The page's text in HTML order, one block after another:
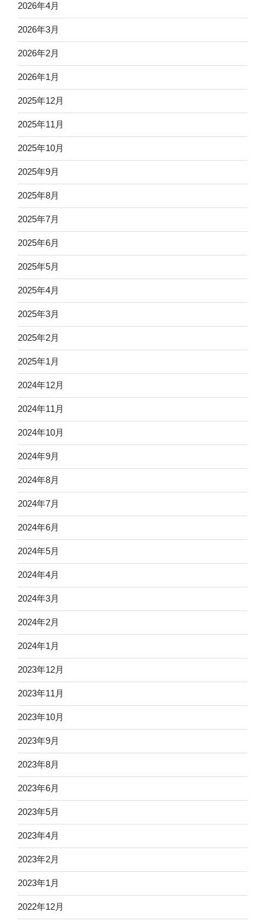
2026年4月
2026年3月
2026年2月
2026年1月
2025年12月
2025年11月
2025年10月
2025年9月
2025年8月
2025年7月
2025年6月
2025年5月
2025年4月
2025年3月
2025年2月
2025年1月
2024年12月
2024年11月
2024年10月
2024年9月
2024年8月
2024年7月
2024年6月
2024年5月
2024年4月
2024年3月
2024年2月
2024年1月
2023年12月
2023年11月
2023年10月
2023年9月
2023年8月
2023年6月
2023年5月
2023年4月
2023年2月
2023年1月
2022年12月